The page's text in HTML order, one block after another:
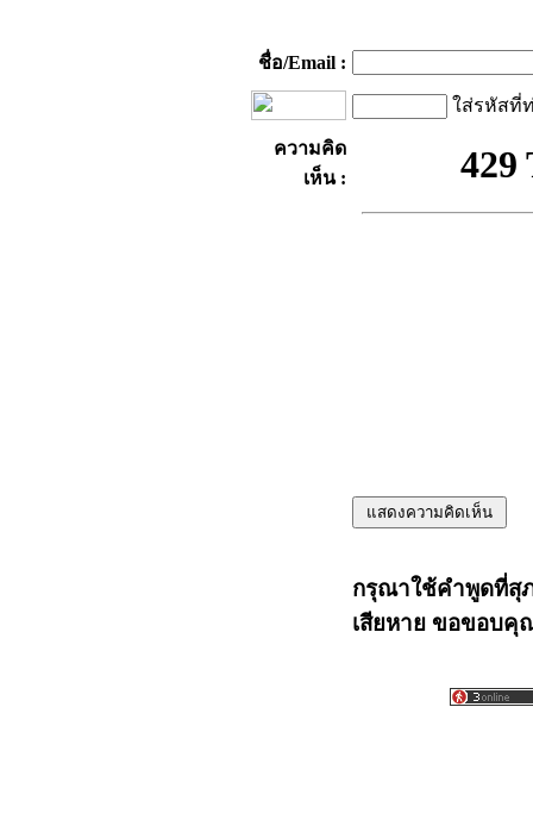
ชื่อ/Email :
ใส่รหัสที่
ความคิด
เห็น :
กรุณาใช้คำพูดที่สุ
เสียหาย ขอขอบคุ